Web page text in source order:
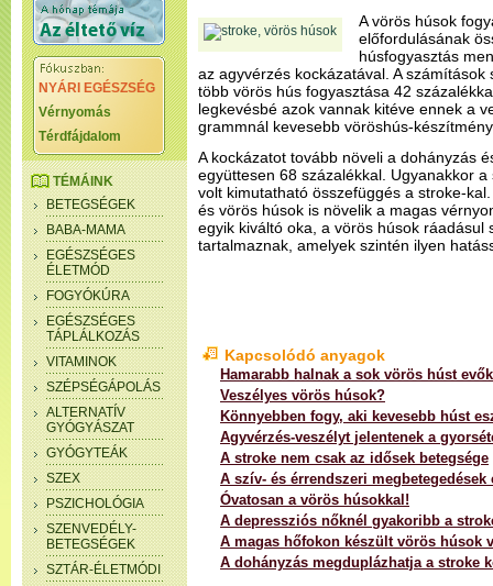
NYÁRI EGÉSZSÉG
Vérnyomás
Térdfájdalom
TÉMÁINK
BETEGSÉGEK
BABA-MAMA
EGÉSZSÉGES
ÉLETMÓD
FOGYÓKÚRA
EGÉSZSÉGES
TÁPLÁLKOZÁS
VITAMINOK
SZÉPSÉGÁPOLÁS
ALTERNATÍV
GYÓGYÁSZAT
GYÓGYTEÁK
SZEX
PSZICHOLÓGIA
SZENVEDÉLY-
BETEGSÉGEK
SZTÁR-ÉLETMÓDI
A vörös húsok
előfordulásának
húsfogyasztás
az agyvérzés kockázatával. A
több vörös hús fogyasztása 42
legkevésbé azok vannak kitéve ennek a
grammnál kevesebb vöröshús-
A kockázatot tovább növeli a dohányzás
együttesen 68 százalékkal. Ugyanakkor
volt kimutatható összefüggés a stroke-
és vörös húsok is növelik a magas
egyik kiváltó oka, a vörös húsok ráadásul
tartalmaznak, amelyek szintén ilyen
Kapcsolódó anyagok
Hamarabb halnak a sok vörös húst evők
Veszélyes vörös húsok?
Könnyebben fogy, aki kevesebb húst
Agyvérzés-veszélyt jelentenek a
A stroke nem csak az idősek betegsége
A szív- és érrendszeri megbetegedések
Óvatosan a vörös húsokkal!
A depressziós nőknél gyakoribb a
A magas hőfokon készült vörös húsok
A dohányzás megduplázhatja a stroke